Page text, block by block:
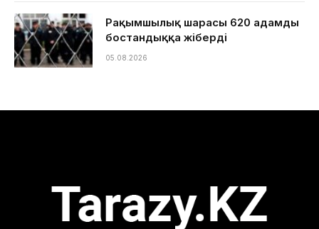
Рақымшылық шарасы 620 адамды
бостандыққа жіберді
05.08.2026